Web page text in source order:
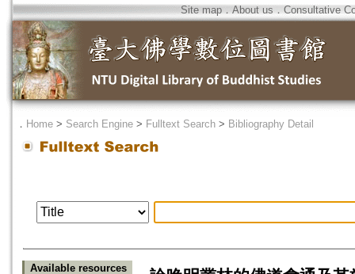
Site map．About us ． Consultative
． Home > Search Engine > Fulltext Search > Bibliography Detail
Available resources